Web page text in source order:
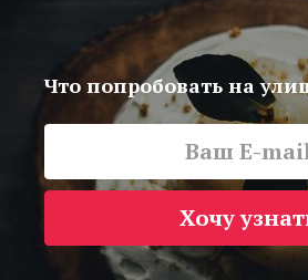
Что попробовать на
Хочу